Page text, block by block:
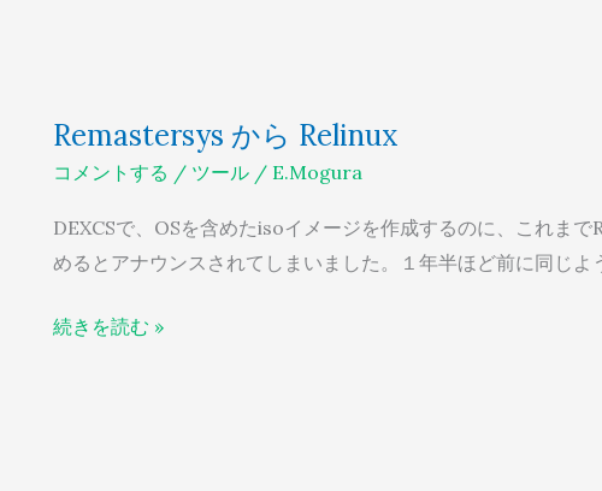
Remastersys から Relinux
コメントする / ツール / E.Mogura
DEXCSで、OSを含めたisoイメージを作成するのに、これま
めるとアナウンスされてしまいました。１年半ほど前に同じ
か
ら
続きを読む »